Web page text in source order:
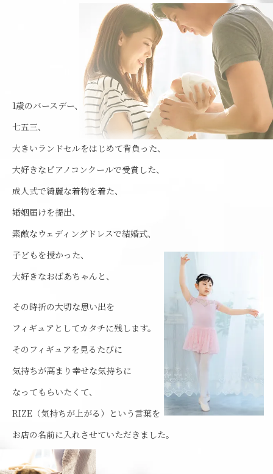
1歳のバースデー、
七五三、
大きいランドセルをはじめて背負った、
大好きなピアノコンクールで受賞した、
成人式で綺麗な着物を着た、
婚姻届けを提出、
素敵なウェディングドレスで結婚式、
子どもを授かった、
大好きなおばあちゃんと、
その時折の大切な思い出を
フィギュアとしてカタチに残します。
そのフィギュアを見るたびに
気持ちが高まり幸せな気持ちに
なってもらいたくて、
RIZE（気持ちが上がる）という言葉を
お店の名前に入れさせていただきました。